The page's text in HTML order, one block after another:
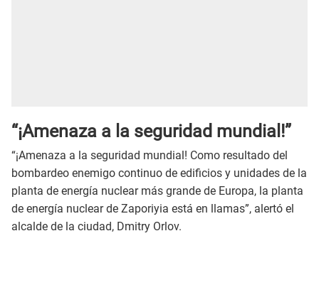
“¡Amenaza a la seguridad mundial!”
“¡Amenaza a la seguridad mundial! Como resultado del
bombardeo enemigo continuo de edificios y unidades de la
planta de energía nuclear más grande de Europa, la planta
de energía nuclear de Zaporiyia está en llamas”, alertó el
alcalde de la ciudad, Dmitry Orlov.